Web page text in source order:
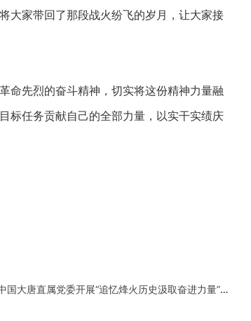
大家带回了那段战火纷飞的岁月，让大家接
先烈的奋斗精神，切实将这份精神力量融
标任务贡献自己的全部力量，以实干实绩庆
国大唐直属党委开展“追忆烽火历史汲取奋进力量”主题党日活动——集团总部纪念抗战胜利80周年